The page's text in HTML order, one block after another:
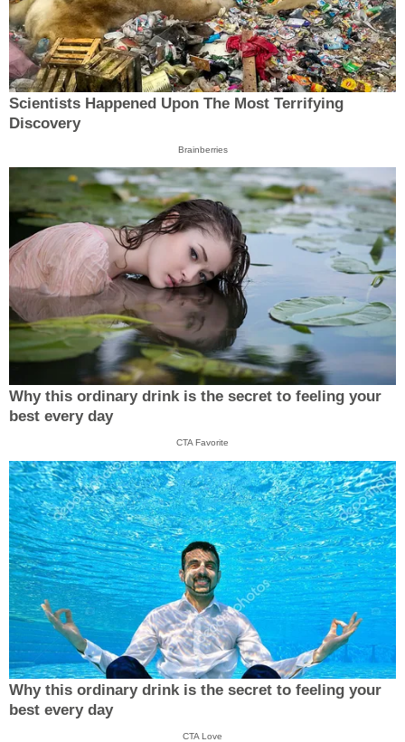
Scientists Happened Upon The Most Terrifying
Discovery
Brainberries
Why this ordinary drink is the secret to feeling your
best every day
CTA Favorite
Why this ordinary drink is the secret to feeling your
best every day
CTA Love